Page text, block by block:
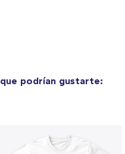
que podrían gustarte: